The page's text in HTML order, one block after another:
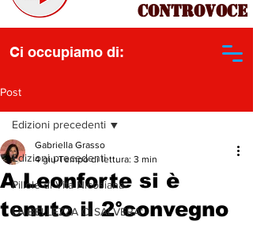
Controvoce
Ci occupiamo di:
Post
Edizioni precedenti
Pillole di Vita Nicosiana
LA BELLEZZA CI SALVERA'
Edizioni precedenti
A Leonforte si è
tenuto il 2°convegno
Gabriella Grasso
4 giu Tempo di lettura: 3 min